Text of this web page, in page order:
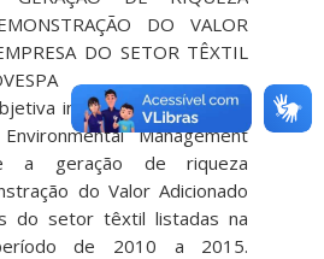
DO VALOR
DO SETOR TÊXTIL
investigar a aderência
Management
a geração de riqueza
do Valor Adicionado
do setor têxtil listadas na
de 2010 a 2015.